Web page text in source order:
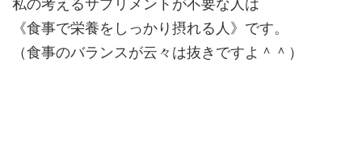
《食事で栄養をしっかり摂れる人》です。
（食事のバランスが云々は抜きですよ＾＾）